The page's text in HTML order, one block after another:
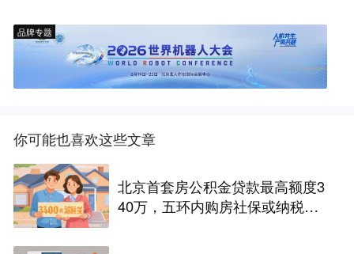
品牌专题
你可能也喜欢这些文章
北京首套房公积金贷款最高额度3
40万，五环内购房社保或纳税满